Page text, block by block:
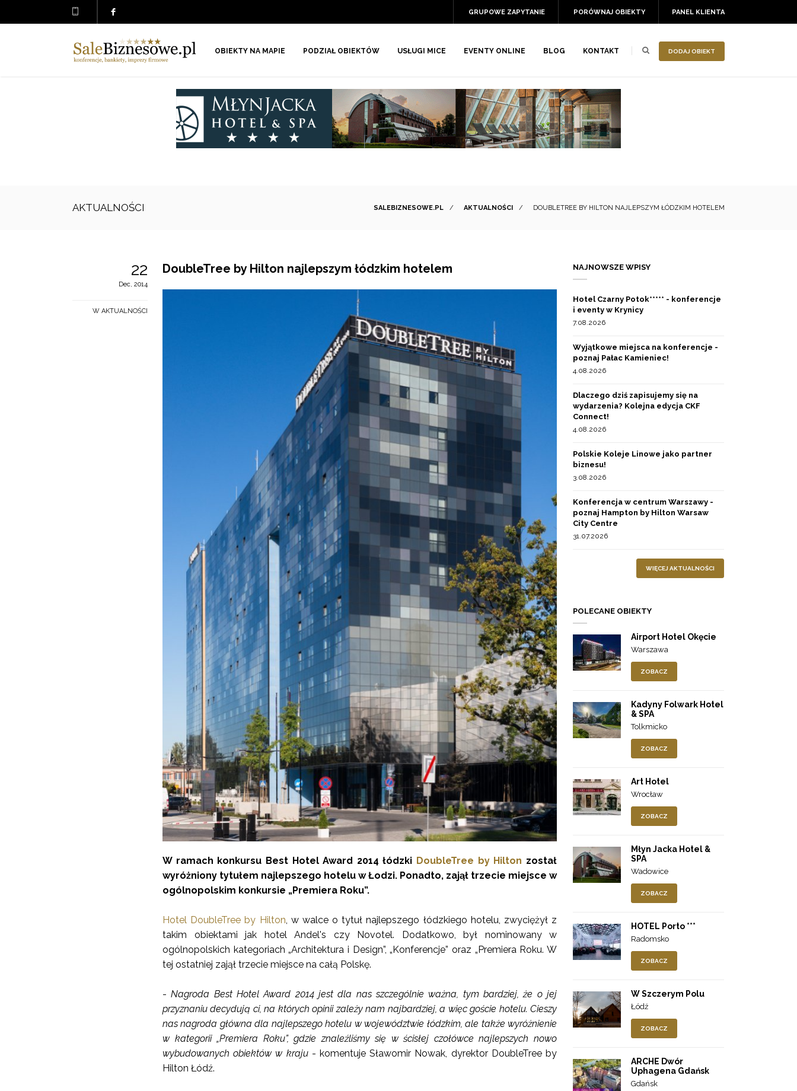
PANEL KLIENTA
PORÓWNAJ OBIEKTY
GRUPOWE ZAPYTANIE
DODAJ OBIEKT
OBIEKTY NA MAPIE PODZIAŁ OBIEKTÓW USŁUGI MICE EVENTY ONLINE BLOG KONTAKT
AKTUALNOŚCI SALEBIZNESOWE.PL / AKTUALNOŚCI / DOUBLETREE BY HILTON NAJLEPSZYM ŁÓDZKIM HOTELEM
22
Dec, 2014
W AKTUALNOŚCI
DoubleTree by Hilton najlepszym łódzkim hotelem
W ramach konkursu Best Hotel Award 2014 łódzki DoubleTree by Hilton został
wyróżniony tytułem najlepszego hotelu w Łodzi. Ponadto, zajął trzecie miejsce w
ogólnopolskim konkursie „Premiera Roku”.
Hotel DoubleTree by Hilton , w walce o tytuł najlepszego łódzkiego hotelu, zwyciężył z
takim obiektami jak hotel Andel's czy Novotel. Dodatkowo, był nominowany w
ogólnopolskich kategoriach „Architektura i Design”, „Konferencje” oraz „Premiera Roku. W
tej ostatniej zajął trzecie miejsce na całą Polskę.
-Nagroda Best Hotel Award 2014 jest dla nas szczególnie ważna, tym bardziej, że o jej
przyznaniu decydują ci, na których opinii zależy nam najbardziej, a więc goście hotelu. Cieszy
nas nagroda główna dla najlepszego hotelu w województwie łódzkim, ale także wyróżnienie
w kategorii „Premiera Roku”, gdzie znaleźliśmy się w ścisłej czołówce najlepszych nowo
wybudowanych obiektów w kraju- komentuje Sławomir Nowak, dyrektor DoubleTree by
Hilton Łódź.
NAJNOWSZE WPISY
Hotel Czarny Potok***** - konferencje
i eventy w Krynicy
7.08.2026
Wyjątkowe miejsca na konferencje -
poznaj Pałac Kamieniec!
4.08.2026
Dlaczego dziś zapisujemy się na
wydarzenia? Kolejna edycja CKF
Connect!
4.08.2026
Polskie Koleje Linowe jako partner
biznesu!
3.08.2026
Konferencja w centrum Warszawy -
poznaj Hampton by Hilton Warsaw
City Centre
31.07.2026
WIĘCEJ AKTUALNOŚCI
POLECANE OBIEKTY
Airport Hotel Okęcie
Warszawa
ZOBACZ
Kadyny Folwark Hotel
& SPA
Tolkmicko
ZOBACZ
Art Hotel
Wrocław
ZOBACZ
Młyn Jacka Hotel &
SPA
Wadowice
ZOBACZ
HOTEL Porto ***
Radomsko
ZOBACZ
W Szczerym Polu
Łódź
ZOBACZ
ARCHE Dwór
Uphagena Gdańsk
Gdańsk